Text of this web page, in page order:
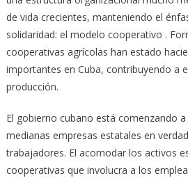
de vida crecientes, manteniendo el
solidaridad: el modelo cooperativo .
cooperativas agrícolas han estado
importantes en Cuba, contribuyendo a
producción.
El gobierno cubano está comenzando
medianas empresas estatales en
trabajadores. El acomodar los activos
cooperativas que involucra a los